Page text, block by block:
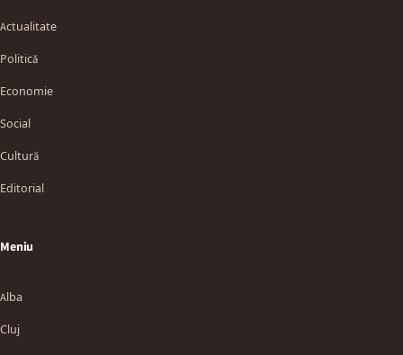
Actualitate
Politică
Economie
Social
Cultură
Editorial
Meniu
Alba
Cluj